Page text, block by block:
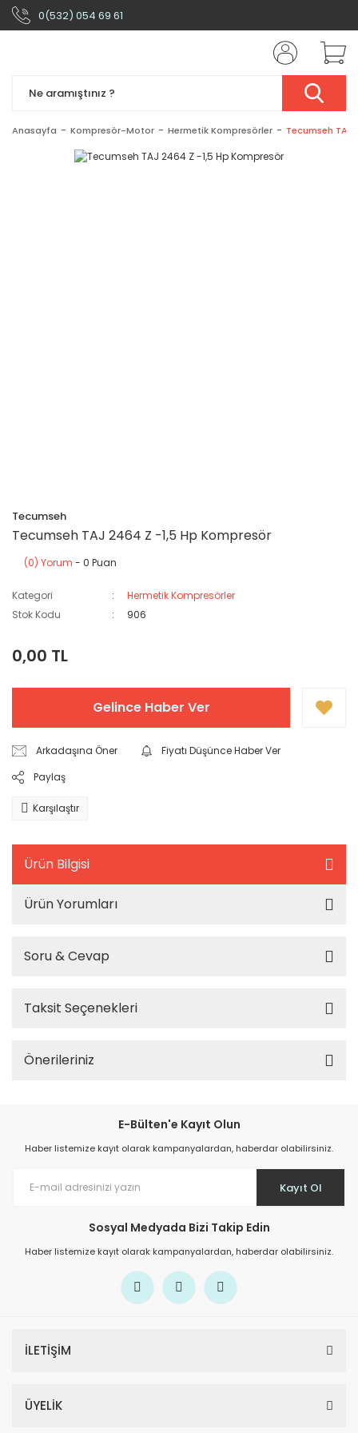
0(532) 054 69 61
Anasayfa Kompresör-Motor Hermetik Kompresörler Tecumseh TAJ
Tecumseh
Tecumseh TAJ 2464 Z -1,5 Hp Kompresör
(0) Yorum - 0 Puan
Kategori
Hermetik Kompresörler
Stok Kodu
906
0,00 TL
Gelince Haber Ver
Arkadaşına Öner
Fiyatı Düşünce Haber Ver
Paylaş
Karşılaştır
Ürün Bilgisi
Ürün Yorumları
Soru & Cevap
Taksit Seçenekleri
Önerileriniz
E-Bülten'e Kayıt Olun
Haber listemize kayıt olarak kampanyalardan, haberdar olabilirsiniz.
Kayıt Ol
Sosyal Medyada Bizi Takip Edin
Haber listemize kayıt olarak kampanyalardan, haberdar olabilirsiniz.
İLETİŞİM
ÜYELİK